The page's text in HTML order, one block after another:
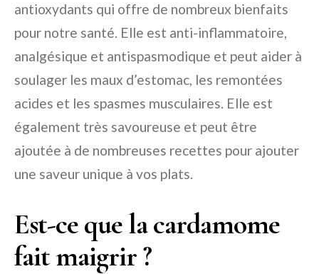
antioxydants qui offre de nombreux bienfaits
pour notre santé. Elle est anti-inflammatoire,
analgésique et antispasmodique et peut aider à
soulager les maux d’estomac, les remontées
acides et les spasmes musculaires. Elle est
également très savoureuse et peut être
ajoutée à de nombreuses recettes pour ajouter
une saveur unique à vos plats.
Est-ce que la cardamome
fait maigrir ?